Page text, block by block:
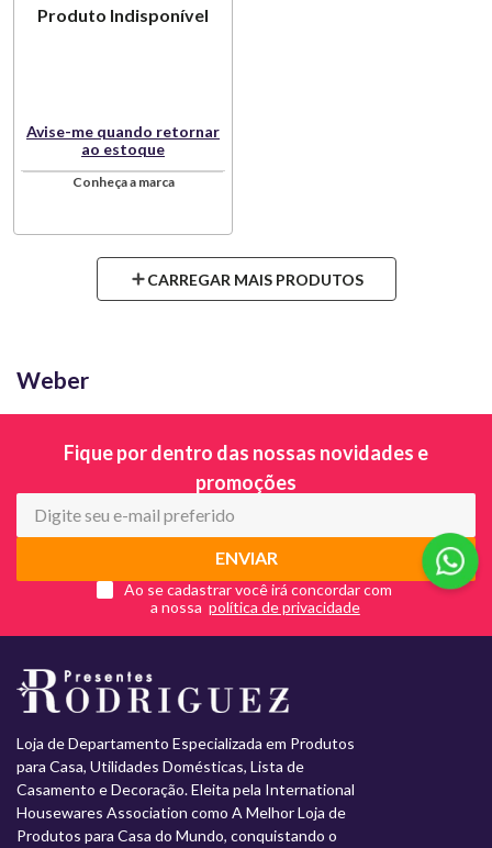
Produto Indisponível
Avise-me quando retornar
ao estoque
Conheça a marca
Weber
Fique por dentro das nossas novidades e
promoções
ENVIAR
Ao se cadastrar você irá concordar com
a nossa
Loja de Departamento Especializada em Produtos
para Casa, Utilidades Domésticas, Lista de
Casamento e Decoração. Eleita pela International
Housewares Association como A Melhor Loja de
Produtos para Casa do Mundo, conquistando o